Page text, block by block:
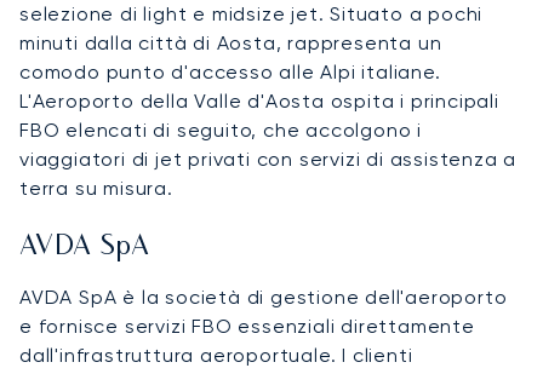
selezione di light e midsize jet. Situato a pochi
minuti dalla città di Aosta, rappresenta un
comodo punto d'accesso alle Alpi italiane.
L'Aeroporto della Valle d'Aosta ospita i principali
FBO elencati di seguito, che accolgono i
viaggiatori di jet privati con servizi di assistenza a
terra su misura.
AVDA SpA
AVDA SpA è la società di gestione dell'aeroporto
e fornisce servizi FBO essenziali direttamente
dall'infrastruttura aeroportuale. I clienti